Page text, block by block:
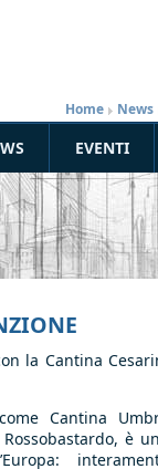
Home » News
EVENTI
la Cantina
Cantina
è